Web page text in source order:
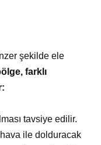
şekilde ele
farklı
tavsiye edilir.
hava ile dolduracak